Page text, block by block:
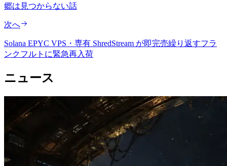
郷は見つからない話
次へ
Solana EPYC VPS・専有 ShredStream が即完売繰り返すフラ
ンクフルトに緊急再入荷
ニュース